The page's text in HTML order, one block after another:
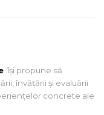
îşi propune să
învăţării şi evaluării
concrete ale